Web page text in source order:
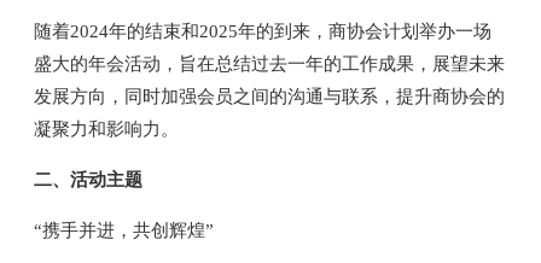
随着2024年的结束和2025年的到来，商协会计划举办一场
盛大的年会活动，旨在总结过去一年的工作成果，展望未来
发展方向，同时加强会员之间的沟通与联系，提升商协会的
凝聚力和影响力。
二、活动主题
“携手并进，共创辉煌”